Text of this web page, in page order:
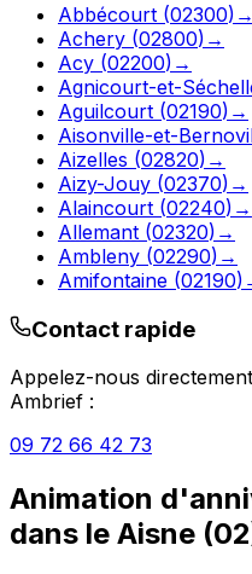
Abbécourt (02300) →
Achery (02800) →
Acy (02200) →
Agnicourt-et-
Aguilcourt (02190) →
Aisonville-et-
Aizelles (02820) →
Aizy-Jouy (02370) →
Alaincourt (02240) →
Allemant (02320) →
Ambleny (02290) →
Amifontaine (02190)
Contact rapide
Appelez-nous
Ambrief :
09 72 66 42 73
Animation
dans le Aisne (02